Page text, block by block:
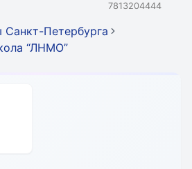
7813204444
Петербурга
“ЛНМО”